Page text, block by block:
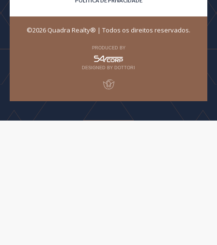
©2026 Quadra Realty® | Todos os direitos reservados.
PRODUCED BY
DESIGNED BY DOTTORI